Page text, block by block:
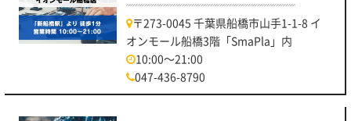
〒273-0045 千葉県船橋市山手1-1-8 イ
オンモール船橋3階「SmaPla」内
10:00～21:00
047-436-8790